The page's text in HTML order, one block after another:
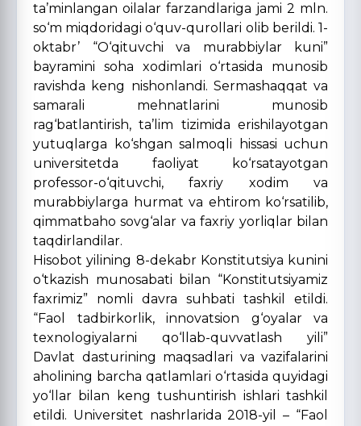
ta’minlangan oilalar farzandlariga jami 2 mln.
so‘m miqdoridagi o‘quv-qurollari olib berildi. 1-
oktabr’ “O‘qituvchi va murabbiylar kuni”
bayramini soha xodimlari o‘rtasida munosib
ravishda keng nishonlandi. Sermashaqqat va
samarali mehnatlarini munosib
rag‘batlantirish, ta’lim tizimida erishilayotgan
yutuqlarga ko‘shgan salmoqli hissasi uchun
universitetda faoliyat ko‘rsatayotgan
professor-o‘qituvchi, faxriy xodim va
murabbiylarga hurmat va ehtirom ko‘rsatilib,
qimmatbaho sovg‘alar va faxriy yorliqlar bilan
taqdirlandilar.
Hisobot yilining 8-dekabr Konstitutsiya kunini
o‘tkazish munosabati bilan “Konstitutsiyamiz
faxrimiz” nomli davra suhbati tashkil etildi.
“Faol tadbirkorlik, innovatsion g‘oyalar va
texnologiyalarni qo‘llab-quvvatlash yili”
Davlat dasturining maqsadlari va vazifalarini
aholining barcha qatlamlari o‘rtasida quyidagi
yo‘llar bilan keng tushuntirish ishlari tashkil
etildi. Universitet nashrlarida 2018-yil – “Faol